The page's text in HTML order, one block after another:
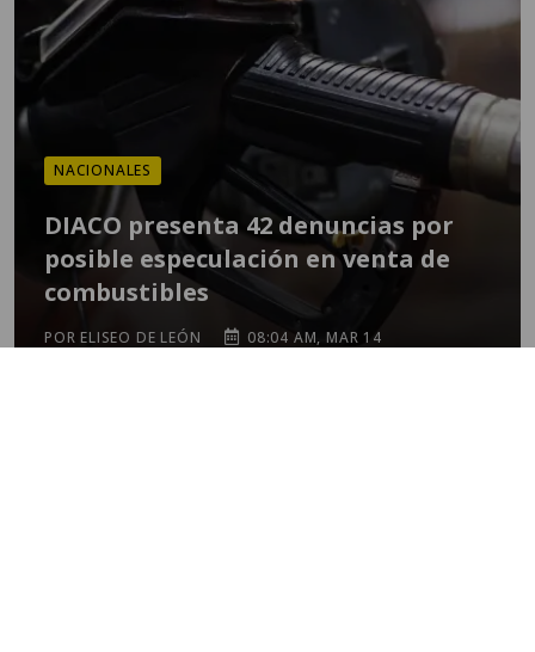
NACIONALES
DIACO presenta 42 denuncias por
posible especulación en venta de
combustibles
POR ELISEO DE LEÓN 08:04 AM, MAR 14